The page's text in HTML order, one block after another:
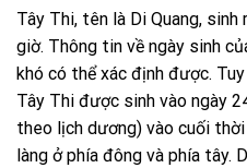
Tây Thi, tên là Di Quang,
giờ. Thông tin về ngày sinh
khó có thể xác định được.
Tây Thi được sinh vào ngày
theo lịch dương) vào cuối
làng ở phía đông và phía tây.